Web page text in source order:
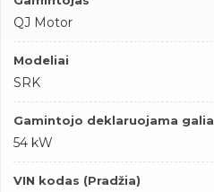
QJ Motor
Modeliai
SRK
Gamintojo deklaruojama galia
54 kW
VIN kodas (Pradžia)